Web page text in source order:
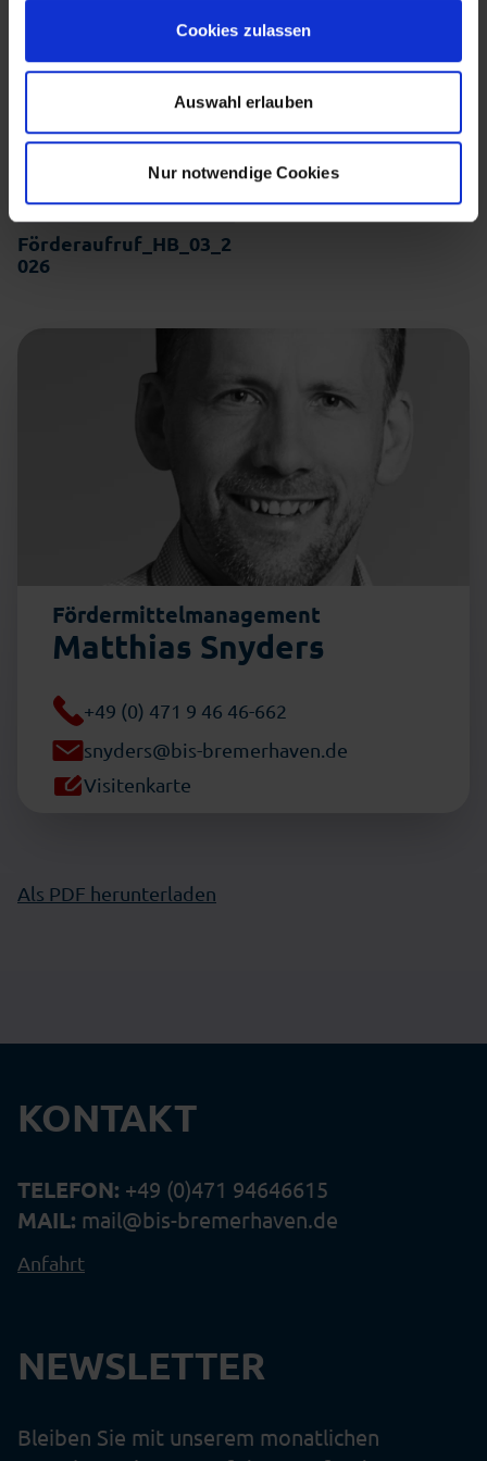
Mit Ihrer Einstellung willigen Sie in die beschriebenen
Vorgänge ein. Sie können Ihre Einwilligung mit Wirkung
in unserer Datenschutzerklärung.
Cookies zulassen
Auswahl erlauben
Nur notwendige Cookies
Förderaufruf_HB_03_2
026
Fördermittelmanagement
Matthias Snyders
+49 (0) 471 9 46 46-662
snyders@bis-bremerhaven.de
Visitenkarte
Als PDF herunterladen
KONTAKT
TELEFON: +49 (0)471 94646615
MAIL: mail@bis-bremerhaven.de
Anfahrt
NEWSLETTER
Bleiben Sie mit unserem monatlichen